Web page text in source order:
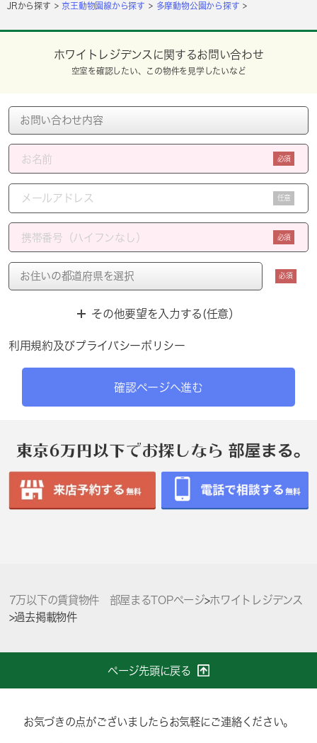
JRから探す 京王動物園線から探す 多摩動物公園から探す
ホワイトレジデンスに関するお問い合わせ
空室を確認したい、この物件を見学したいなど
必須
任意
必須
必須
その他要望を入力する(任意）
利用規約及びプライバシーポリシー
確認ページへ進む
7万以下の賃貸物件 部屋まるTOPページ>ホワイトレジデンス
>過去掲載物件
ページ先頭に戻る
お気づきの点がございましたらお気軽にご連絡ください。